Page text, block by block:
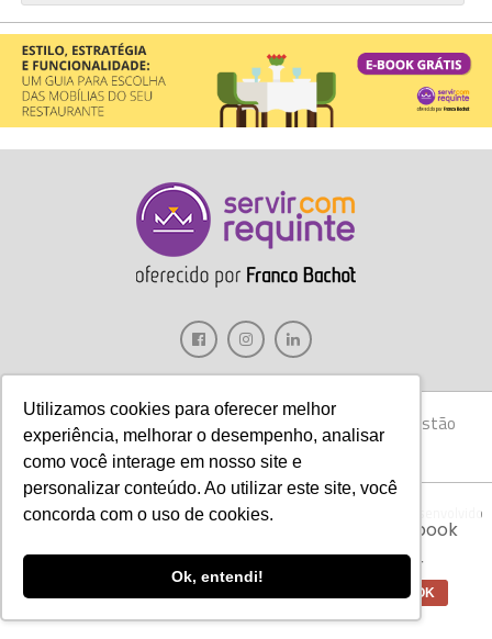
Utilizamos cookies para oferecer melhor
experiência, melhorar o desempenho, analisar
como você interage em nosso site e
personalizar conteúdo. Ao utilizar este site, você
concorda com o uso de cookies.
Ok, entendi!
Gastronomia Móveis Decoração Hotelaria
Gestão
Marketing
Tecnologia Eventos
Copyright © 2017 Servir com Requinte • Franco Bachot Móveis . Desenvolvido
Aviso:Nós da Franco Bachot utilizamos de
cookies com ferramentas do Google e Facebook
experiência de nossos clientes para oferecer
melhores produtos e serviços. OK